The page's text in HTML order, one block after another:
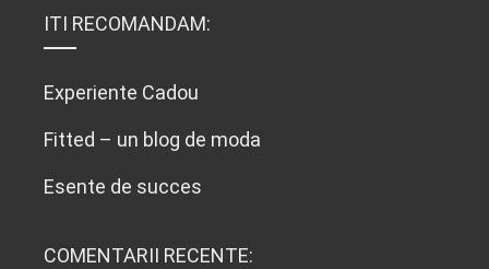
ITI RECOMANDAM:
Experiente Cadou
Fitted – un blog de moda
Esente de succes
COMENTARII RECENTE: